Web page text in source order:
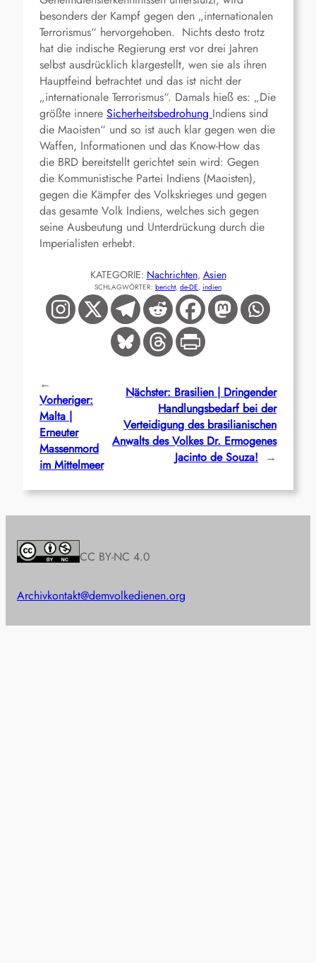
besonders der Kampf gegen den „internationalen
Terrorismus“ hervorgehoben. Nichts desto trotz
hat die indische Regierung erst vor drei Jahren
selbst ausdrücklich klargestellt, wen sie als ihren
Hauptfeind betrachtet und das ist nicht der
„internationale Terrorismus“. Damals hieß es: „Die
größte innere Sicherheitsbedrohung Indiens sind
die Maoisten“ und so ist auch klar gegen wen die
Waffen, Informationen und das Know-How das
die BRD bereitstellt gerichtet sein wird: Gegen
die Kommunistische Partei Indiens (Maoisten),
gegen die Kämpfer des Volkskrieges und gegen
das gesamte Volk Indiens, welches sich gegen
seine Ausbeutung und Unterdrückung durch die
Imperialisten erhebt.
KATEGORIE: Nachrichten, Asien
SCHLAGWÖRTER: bericht, de-DE, indien
←
Vorheriger:
Malta |
Erneuter
Massenmord
im Mittelmeer
Nächster: Brasilien | Dringender
Handlungsbedarf bei der
Verteidigung des brasilianischen
Anwalts des Volkes Dr. Ermogenes
Jacinto de Souza!
→
CC BY-NC 4.0
Archivkontakt@demvolkedienen.org